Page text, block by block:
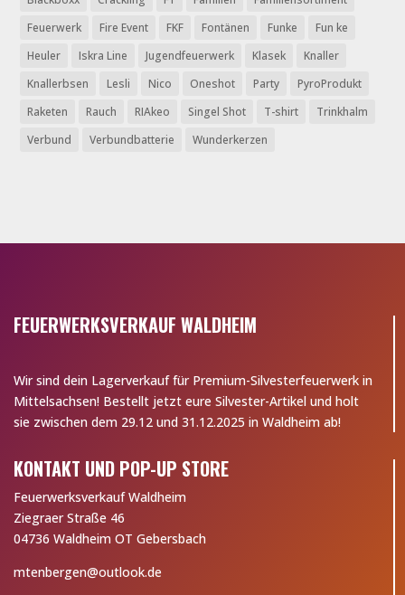
Feuerwerk
Fire Event FKF Fontänen Funke
Fun ke
Heuler
Iskra Line Jugendfeuerwerk Klasek
Knaller
Knallerbsen
Lesli Nico Oneshot Party
PyroProdukt
Raketen
Rauch RIAkeo Singel Shot T-shirt
Trinkhalm
Verbund
Verbundbatterie Wunderkerzen
FEUERWERKSVERKAUF WALDHEIM
Wir sind dein Lagerverkauf für Premium-Silvesterfeuerwerk in
Mittelsachsen! Bestellt jetzt eure Silvester-Artikel und holt
sie zwischen dem 29.12 und 31.12.2025 in Waldheim ab!
KONTAKT UND POP-UP STORE
Feuerwerksverkauf Waldheim
Ziegraer Straße 46
04736 Waldheim OT Gebersbach
mtenbergen@outlook.de